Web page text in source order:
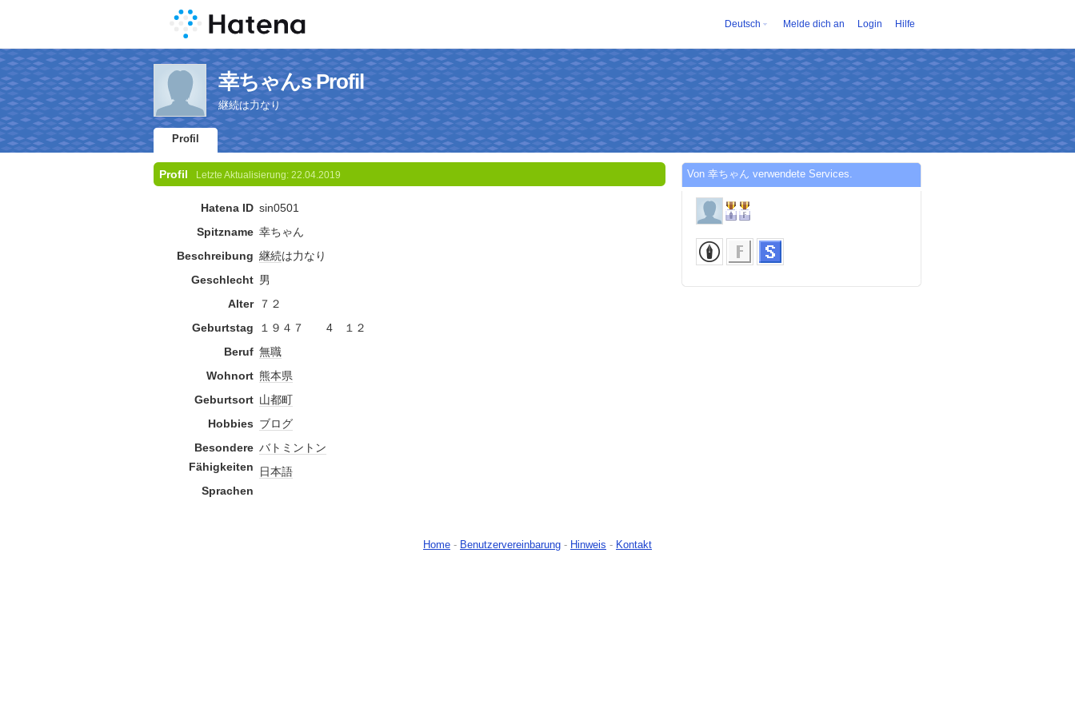
Deutsch Melde dich an Login Hilfe
幸ちゃんs Profil
継続は力なり
Profil
Profil Letzte Aktualisierung: 22.04.2019
Hatena ID sin0501
Spitzname 幸ちゃん
Beschreibung 継続は力なり
Geschlecht 男
Alter
７２
Geburtstag
１９４７ 4 １２
Beruf 無職
Wohnort 熊本県
Geburtsort 山都町
Hobbies ブログ
Besondere
Fähigkeiten
バトミントン
Sprachen
日本語
Von 幸ちゃん verwendete Services.
Home - Benutzervereinbarung - Hinweis - Kontakt